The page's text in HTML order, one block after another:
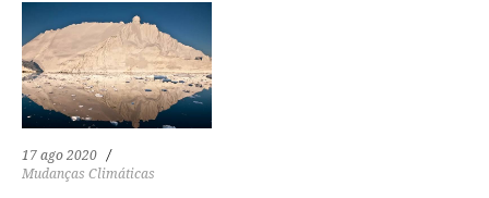
17 ago 2020
Mudanças Climáticas